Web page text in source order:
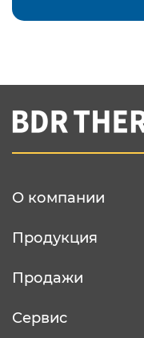
Подтвердить e-
Вы соглашаетесь
О компании
Продукция
Продажи
Сервис